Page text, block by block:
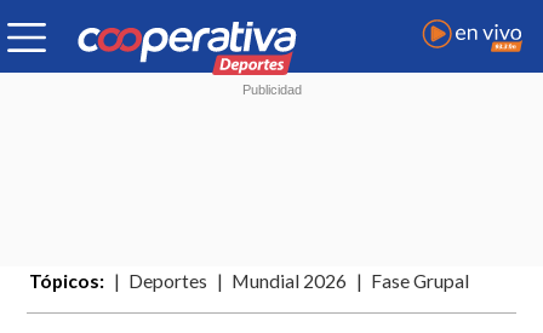
Tópicos: Deportes Mundial 2026 Fase Grupal